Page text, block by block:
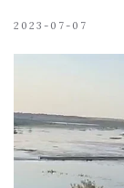
2023-07-07